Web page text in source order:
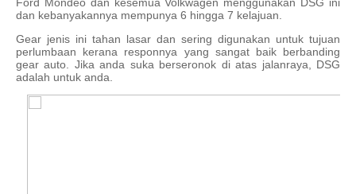
Ford Mondeo dan kesemua Volkwagen menggunakan DSG ini
dan kebanyakannya mempunya 6 hingga 7 kelajuan.
Gear jenis ini tahan lasar dan sering digunakan untuk tujuan
perlumbaan kerana responnya yang sangat baik berbanding
gear auto. Jika anda suka berseronok di atas jalanraya, DSG
adalah untuk anda.